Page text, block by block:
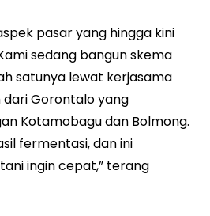
pasar yang hingga kini
sedang bangun skema
satunya lewat kerjasama
dari Gorontalo yang
Kotamobagu dan Bolmong.
fermentasi, dan ini
ingin cepat,” terang